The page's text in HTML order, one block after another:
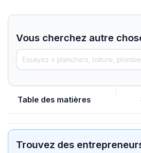
Vous cherchez autre
Table des matières
Trouvez des